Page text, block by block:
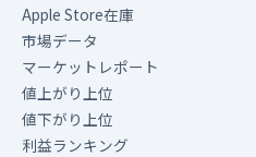
Apple Store在庫
市場データ
マーケットレポート
値上がり上位
値下がり上位
利益ランキング